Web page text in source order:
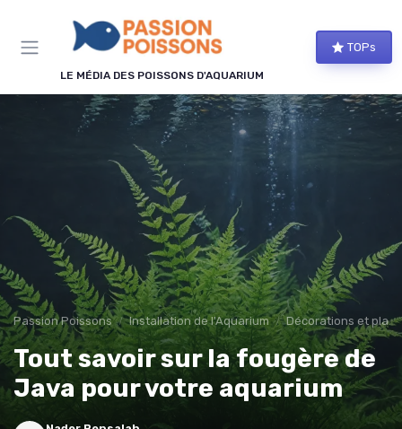
LE MÉDIA DES POISSONS D'AQUARIUM
TOPs
Passion Poissons Installation de l'Aquarium Décorations et
Tout savoir sur la fougère de
Java pour votre aquarium